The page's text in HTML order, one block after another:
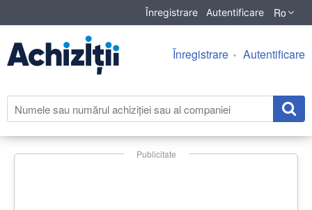
Înregistrare Autentificare Ro
Înregistrare Autentificare
Publicitate